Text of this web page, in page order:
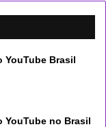
YouTube Brasil
YouTube no Brasil